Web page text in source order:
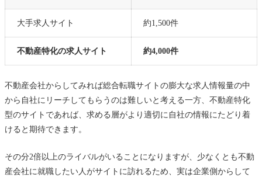
大手求人サイト 約1,500件
不動産特化の求人サイト 約4,000件
不動産会社からしてみれば総合転職サイトの膨大な求人情報量の中
から自社にリーチしてもらうのは難しいと考える一方、不動産特化
型のサイトであれば、求める層がより適切に自社の情報にたどり着
けると期待できます。
その分2倍以上のライバルがいることになりますが、少なくとも不動
産会社に就職したい人がサイトに訪れるため、実は企業側からして